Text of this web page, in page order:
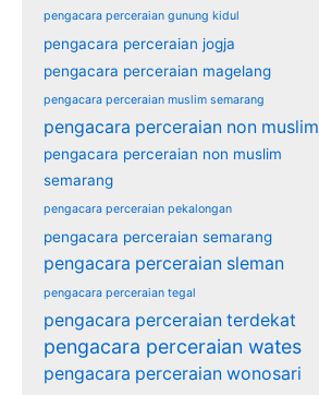
pengacara perceraian gunung kidul
pengacara perceraian jogja
pengacara perceraian magelang
pengacara perceraian muslim semarang
pengacara perceraian non muslim
pengacara perceraian non muslim
semarang
pengacara perceraian pekalongan
pengacara perceraian semarang
pengacara perceraian sleman
pengacara perceraian tegal
pengacara perceraian terdekat
pengacara perceraian wates
pengacara perceraian wonosari